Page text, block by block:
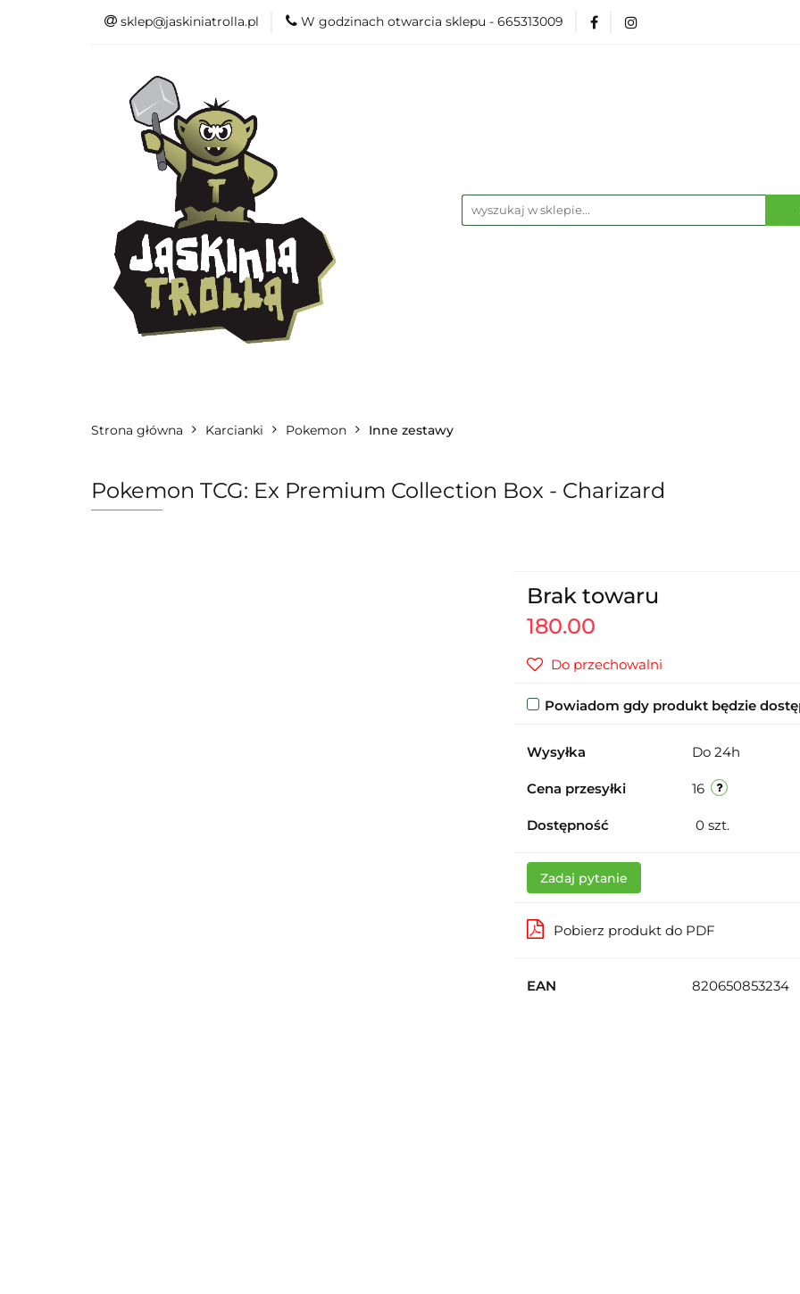
sklep@jaskiniatrolla.pl W godzinach otwarcia sklepu - 665313009
Strona główna Karcianki Pokemon Inne zestawy
Pokemon TCG: Ex Premium Collection Box - Charizard
Brak towaru
180.00
Do przechowalni
Powiadom gdy produkt będzie
Wysyłka Do 24h
Cena przesyłki 16
Dostępność 0 szt.
Zadaj pytanie
Pobierz produkt do PDF
EAN 820650853234